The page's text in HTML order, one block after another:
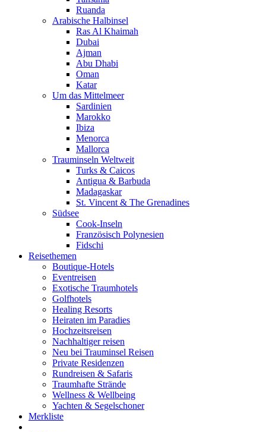
Ruanda
Arabische Halbinsel
Ras Al Khaimah
Dubai
Ajman
Abu Dhabi
Oman
Katar
Um das Mittelmeer
Sardinien
Marokko
Ibiza
Menorca
Mallorca
Trauminseln Weltweit
Turks & Caicos
Antigua & Barbuda
Madagaskar
St. Vincent & The Grenadines
Südsee
Cook-Inseln
Französisch Polynesien
Fidschi
Reisethemen
Boutique-Hotels
Eventreisen
Exotische Traumhotels
Golfhotels
Healing Resorts
Heiraten im Paradies
Hochzeitsreisen
Nachhaltiger reisen
Neu bei Trauminsel Reisen
Private Residenzen
Rundreisen & Safaris
Traumhafte Strände
Wellness & Wellbeing
Yachten & Segelschoner
Merkliste